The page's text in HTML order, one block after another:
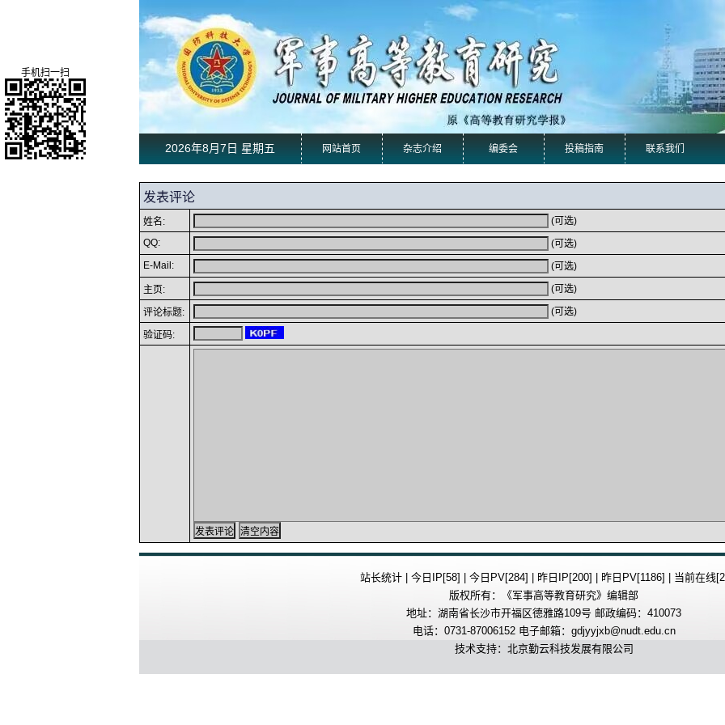
2026年8月7日 星期五 网站首页 杂志介绍 编委会 投稿指南 联系我们
发表评论
姓名:
(可选)
QQ:
(可选)
E-Mail:
(可选)
主页: (可选)
评论标题: (可选)
验证码:
站长统计 | 今日IP[58] | 今日PV[284] | 昨日IP[200] | 昨日PV[1186] | 当前在线
版权所有：《军事高等教育研究》编辑部
地址：湖南省长沙市开福区德雅路109号 邮政编码：410073
电话：0731-87006152 电子邮箱：gdjyyjxb@nudt.edu.cn
技术支持：北京勤云科技发展有限公司
手机扫一扫